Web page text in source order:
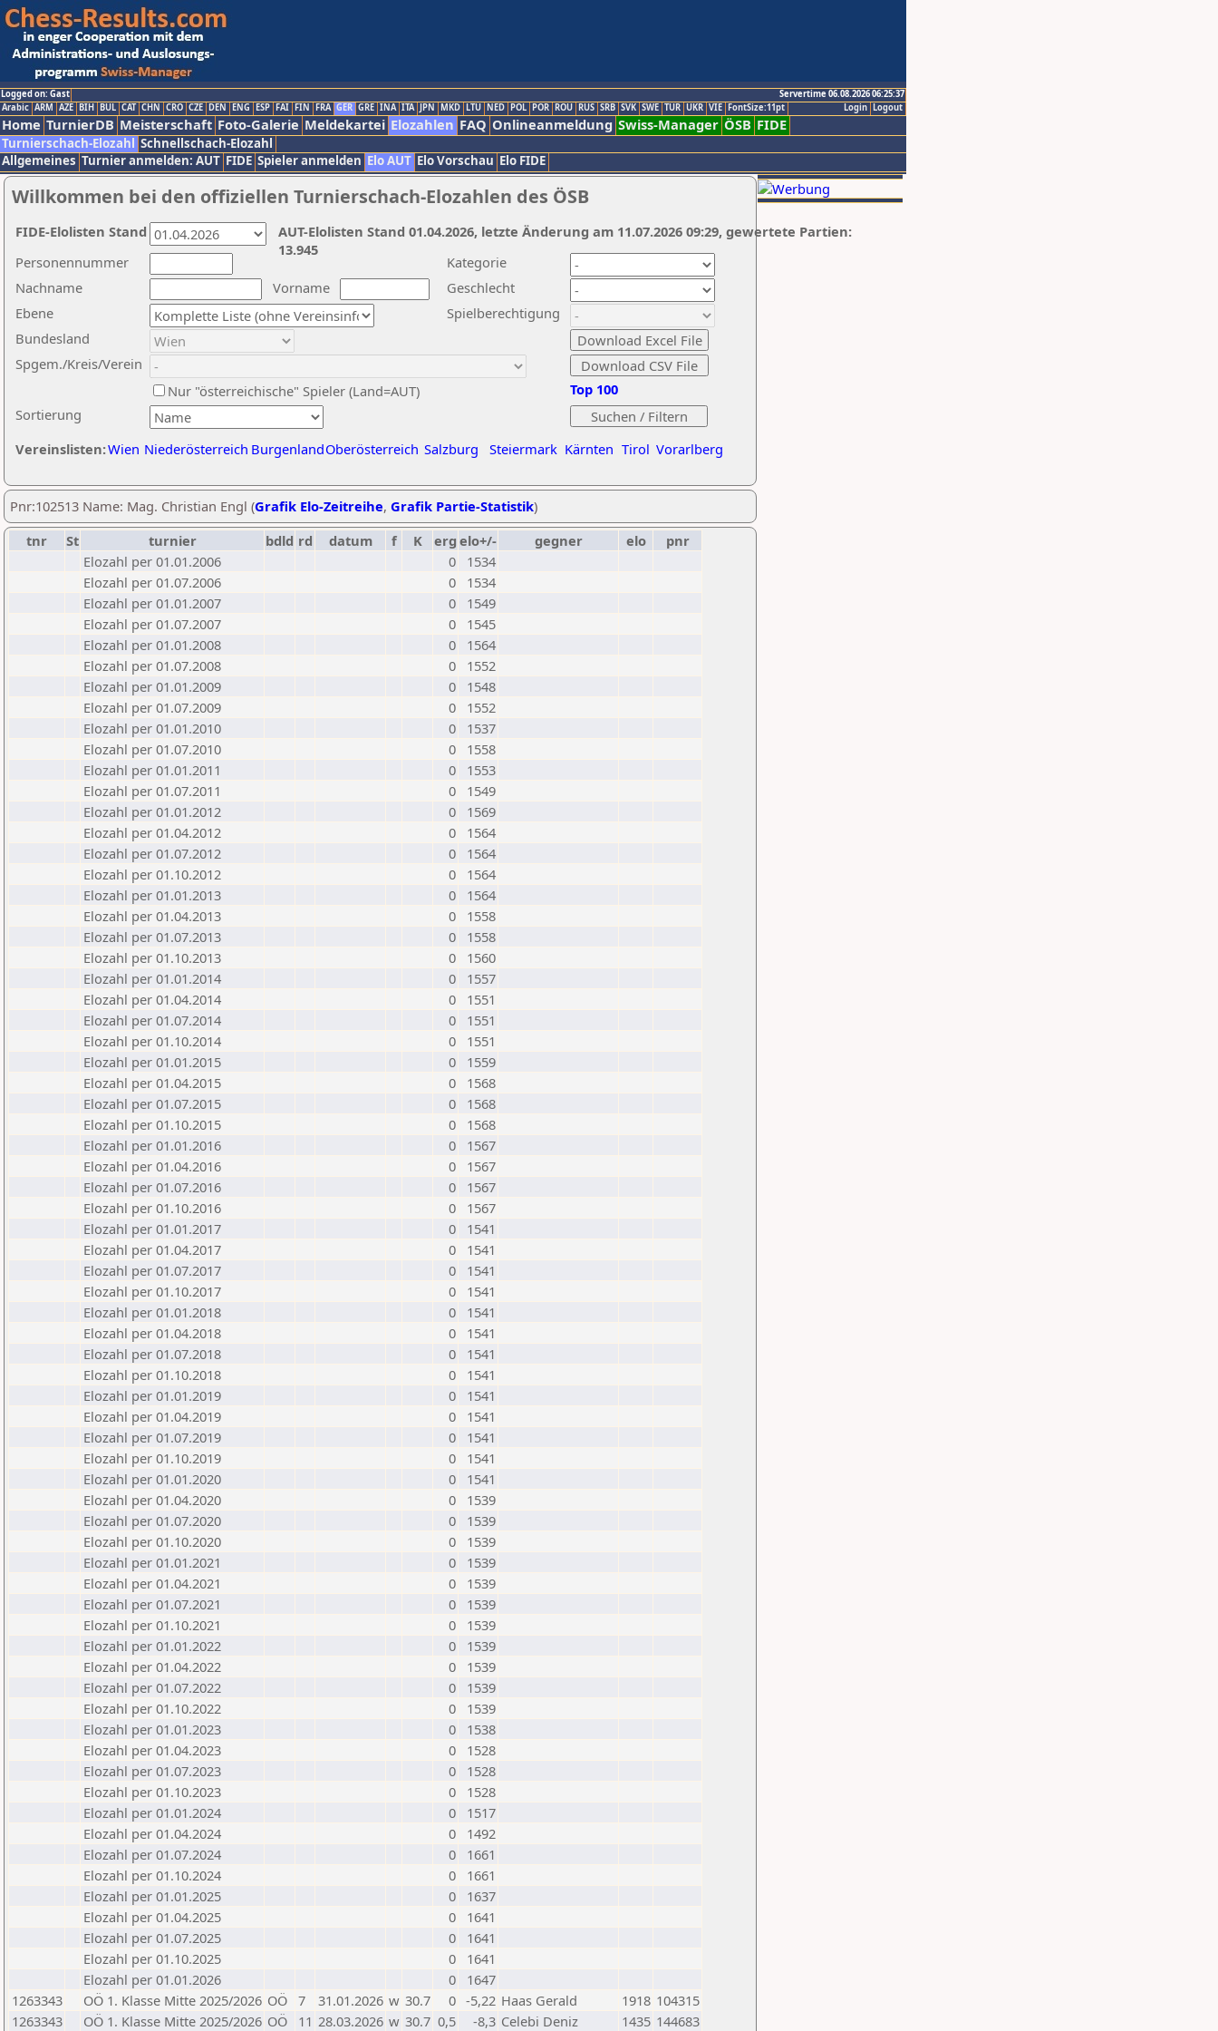
Logged on: Gast
Servertime 06.08.2026 06:25:37
Logout
Login
Arabic ARM AZE BIH BUL CAT CHN CRO CZE DEN ENG ESP FAI FIN FRA GER GRE INA ITA JPN MKD LTU NED POL POR ROU RUS SRB SVK SWE TUR UKR VIE FontSize:11pt
Home TurnierDB Meisterschaft Foto-Galerie Meldekartei Elozahlen FAQ Onlineanmeldung Swiss-Manager ÖSB FIDE
Turnierschach-Elozahl Schnellschach-Elozahl
Allgemeines Turnier anmelden: AUT FIDE Spieler anmelden Elo AUT Elo Vorschau Elo FIDE
Willkommen bei den offiziellen Turnierschach-Elozahlen des ÖSB
Nachname
Vorname
Ebene
Kategorie
Sortierung
Personennummer
Bundesland
Spgem./Kreis/Verein
Geschlecht
Nur "österreichische" Spieler (Land=AUT)
Spielberechtigung
Vereinslisten:Wien Niederösterreich BurgenlandOberösterreich Salzburg Steiermark Kärnten Tirol Vorarlberg
Top 100
AUT-Elolisten Stand 01.04.2026, letzte Änderung am 11.07.2026 09:29, gewertete Partien:
13.945
FIDE-Elolisten Stand
Pnr:102513 Name: Mag. Christian Engl (Grafik Elo-Zeitreihe, Grafik Partie-Statistik)
tnr
St turnier bdld rd datum f K erg elo+/- gegner elo
pnr
Elozahl per 01.01.2006
0
1534
Elozahl per 01.07.2006
0
1534
Elozahl per 01.01.2007
0
1549
Elozahl per 01.07.2007
0
1545
Elozahl per 01.01.2008
0
1564
Elozahl per 01.07.2008
0
1552
Elozahl per 01.01.2009
0
1548
Elozahl per 01.07.2009
0
1552
Elozahl per 01.01.2010
0
1537
Elozahl per 01.07.2010
0
1558
Elozahl per 01.01.2011
0
1553
Elozahl per 01.07.2011
0
1549
Elozahl per 01.01.2012
0
1569
Elozahl per 01.04.2012
0
1564
Elozahl per 01.07.2012
0
1564
Elozahl per 01.10.2012
0
1564
Elozahl per 01.01.2013
0
1564
Elozahl per 01.04.2013
0
1558
Elozahl per 01.07.2013
0
1558
Elozahl per 01.10.2013
0
1560
Elozahl per 01.01.2014
0
1557
Elozahl per 01.04.2014
0
1551
Elozahl per 01.07.2014
0
1551
Elozahl per 01.10.2014
0
1551
Elozahl per 01.01.2015
0
1559
Elozahl per 01.04.2015
0
1568
Elozahl per 01.07.2015
0
1568
Elozahl per 01.10.2015
0
1568
Elozahl per 01.01.2016
0
1567
Elozahl per 01.04.2016
0
1567
Elozahl per 01.07.2016
0
1567
Elozahl per 01.10.2016
0
1567
Elozahl per 01.01.2017
0
1541
Elozahl per 01.04.2017
0
1541
Elozahl per 01.07.2017
0
1541
Elozahl per 01.10.2017
0
1541
Elozahl per 01.01.2018
0
1541
Elozahl per 01.04.2018
0
1541
Elozahl per 01.07.2018
0
1541
Elozahl per 01.10.2018
0
1541
Elozahl per 01.01.2019
0
1541
Elozahl per 01.04.2019
0
1541
Elozahl per 01.07.2019
0
1541
Elozahl per 01.10.2019
0
1541
Elozahl per 01.01.2020
0
1541
Elozahl per 01.04.2020
0
1539
Elozahl per 01.07.2020
0
1539
Elozahl per 01.10.2020
0
1539
Elozahl per 01.01.2021
0
1539
Elozahl per 01.04.2021
0
1539
Elozahl per 01.07.2021
0
1539
Elozahl per 01.10.2021
0
1539
Elozahl per 01.01.2022
0
1539
Elozahl per 01.04.2022
0
1539
Elozahl per 01.07.2022
0
1539
Elozahl per 01.10.2022
0
1539
Elozahl per 01.01.2023
0
1538
Elozahl per 01.04.2023
0
1528
Elozahl per 01.07.2023
0
1528
Elozahl per 01.10.2023
0
1528
Elozahl per 01.01.2024
0
1517
Elozahl per 01.04.2024
0
1492
Elozahl per 01.07.2024
0
1661
Elozahl per 01.10.2024
0
1661
Elozahl per 01.01.2025
0
1637
Elozahl per 01.04.2025
0
1641
Elozahl per 01.07.2025
0
1641
Elozahl per 01.10.2025
0
1641
Elozahl per 01.01.2026
0
1647
1263343
OÖ 1. Klasse Mitte 2025/2026 OÖ 7 31.01.2026 w 30.7 0 -5,22 Haas Gerald 1918 104315
1263343
OÖ 1. Klasse Mitte 2025/2026 OÖ 11 28.03.2026 w 30.7 0,5 -8,3 Celebi Deniz 1435 144683